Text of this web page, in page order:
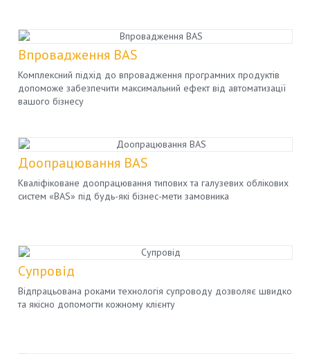
Впровадження BAS
Комплексний підхід до впровадження програмних продуктів
допоможе забезпечити максимальний ефект від автоматизації
вашого бізнесу
Доопрацювання BAS
Кваліфіковане доопрацювання типових та галузевих облікових
систем «BAS» під будь-які бізнес-мети замовника
Супровід
Відпрацьована роками технологія супроводу дозволяє швидко
та якісно допомогти кожному клієнту